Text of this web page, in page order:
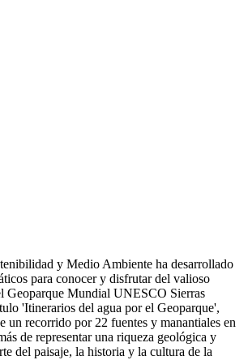
y Medio Ambiente ha desarrollado
para conocer y disfrutar del valioso
Geoparque Mundial UNESCO Sierras
'Itinerarios del agua por el Geoparque',
un recorrido por 22 fuentes y manantiales en
de representar una riqueza geológica y
del paisaje, la historia y la cultura de la